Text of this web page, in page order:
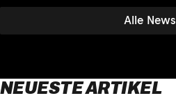
Alle News
NEUESTE ARTIKEL